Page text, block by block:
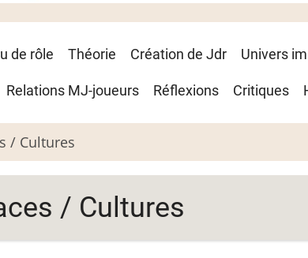
de rôle Théorie Création de Jdr Univers
Relations MJ-joueurs Réflexions Critiques
/ Cultures
/ Cultures